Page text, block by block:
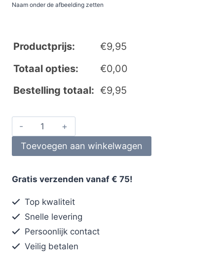
Naam onder de afbeelding zetten
Productprijs: €9,95
Totaal opties:
€0,00
Bestelling totaal: €9,95
Toevoegen aan winkelwagen
Gratis verzenden vanaf € 75!
Top kwaliteit
Snelle levering
Persoonlijk contact
Veilig betalen